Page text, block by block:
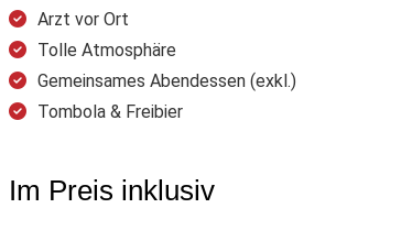
Arzt vor Ort
Tolle Atmosphäre
Gemeinsames Abendessen (exkl.)
Tombola & Freibier
Im Preis inklusiv